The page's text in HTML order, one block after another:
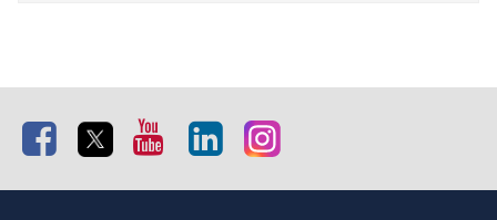
Facebook Twitter Youtube Linkedin